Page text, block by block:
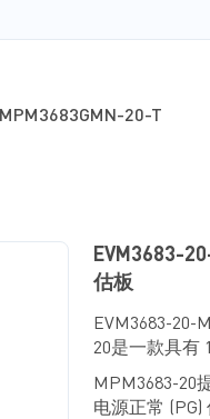
MPM3683GMN-20-T
EVM3683-
估板
EVM3683-20-
20是一款具有
MPM3683-20
电源正常 (PG)